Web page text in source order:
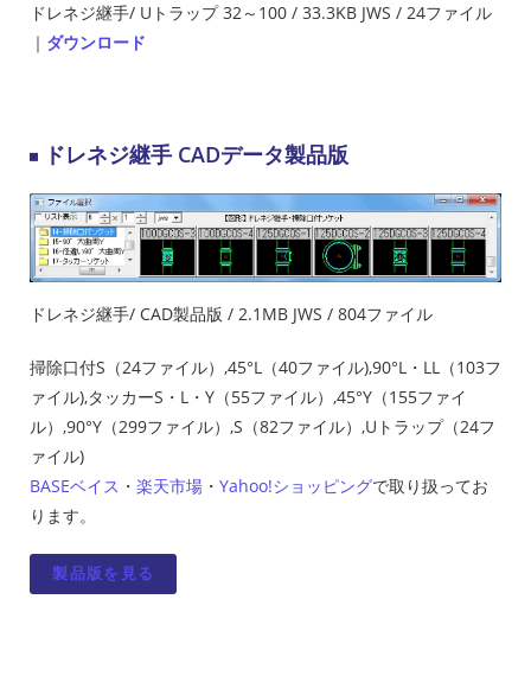
ドレネジ継手/ Uトラップ 32～100 / 33.3KB JWS / 24ファイル
｜ ダウンロード
ドレネジ継手 CADデータ製品版
ドレネジ継手/ CAD製品版 / 2.1MB JWS / 804ファイル
掃除口付S（24ファイル）,45°L（40ファイル),90°L・LL（103フ
ァイル),タッカーS・L・Y（55ファイル）,45°Y（155ファイ
ル）,90°Y（299ファイル）,S（82ファイル）,Uトラップ（24フ
ァイル)
BASEベイス ・ 楽天市場 ・ Yahoo!ショッピングで取り扱ってお
ります。
製品版を見る